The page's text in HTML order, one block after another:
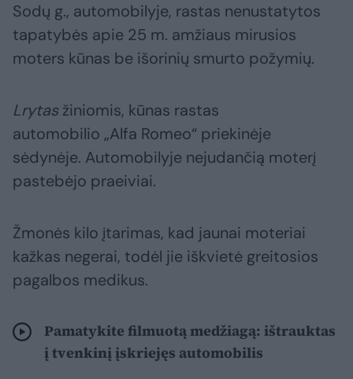
Sodų g., automobilyje, rastas nenustatytos
tapatybės apie 25 m. amžiaus mirusios
moters kūnas be išorinių smurto požymių.
Lrytasžiniomis, kūnas rastas
automobilio „Alfa Romeo“ priekinėje
sėdynėje. Automobilyje nejudančią moterį
pastebėjo praeiviai.
Žmonės kilo įtarimas, kad jaunai moteriai
kažkas negerai, todėl jie iškvietė greitosios
pagalbos medikus.
Pamatykite filmuotą medžiagą: ištrauktas
į tvenkinį įskriejęs automobilis